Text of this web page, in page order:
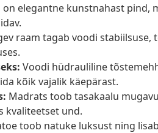
on elegantne kunstnahast pind,
raam tagab voodi
Voodi hüdrauliline
kõik vajalik käepärast.
Madrats toob tasakaalu
kvaliteetset und.
toob natuke luksust ning